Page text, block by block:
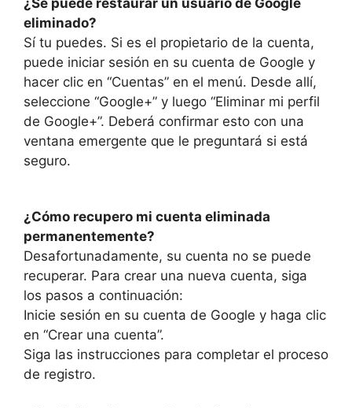
¿Se puede restaurar un usuario de Google
eliminado?
Sí tu puedes. Si es el propietario de la cuenta,
puede iniciar sesión en su cuenta de Google y
hacer clic en “Cuentas” en el menú. Desde allí,
seleccione “Google+” y luego “Eliminar mi perfil
de Google+”. Deberá confirmar esto con una
ventana emergente que le preguntará si está
seguro.
¿Cómo recupero mi cuenta eliminada
permanentemente?
Desafortunadamente, su cuenta no se puede
recuperar. Para crear una nueva cuenta, siga
los pasos a continuación:
Inicie sesión en su cuenta de Google y haga clic
en “Crear una cuenta”.
Siga las instrucciones para completar el proceso
de registro.